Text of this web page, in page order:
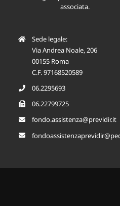
associata.
Sede legale:
Via Andrea Noale, 206
00155 Roma
C.F. 97168520589
06.2295693
06.22799725
fondo.assistenza@previdir.it